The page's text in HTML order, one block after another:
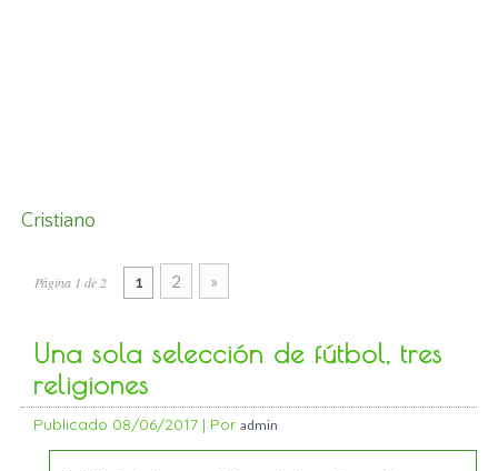
Cristiano
Página 1 de 2 1 2 »
Una sola selección de fútbol, tres
religiones
Publicado 08/06/2017 | Por admin